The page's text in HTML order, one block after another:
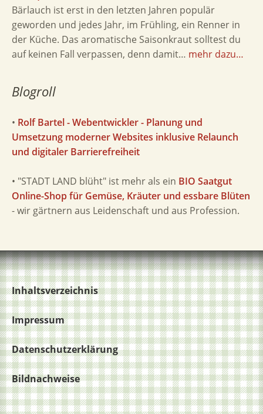
Bärlauch ist erst in den letzten Jahren populär
geworden und jedes Jahr, im Frühling, ein Renner in
der Küche. Das aromatische Saisonkraut solltest du
auf keinen Fall verpassen, denn damit… mehr dazu…
Blogroll
• Rolf Bartel - Webentwickler - Planung und
Umsetzung moderner Websites inklusive Relaunch
und digitaler Barrierefreiheit
• "STADT LAND blüht" ist mehr als ein BIO Saatgut
Online-Shop für Gemüse, Kräuter und essbare Blüten
- wir gärtnern aus Leidenschaft und aus Profession.
Inhaltsverzeichnis
Impressum
Datenschutzerklärung
Bildnachweise